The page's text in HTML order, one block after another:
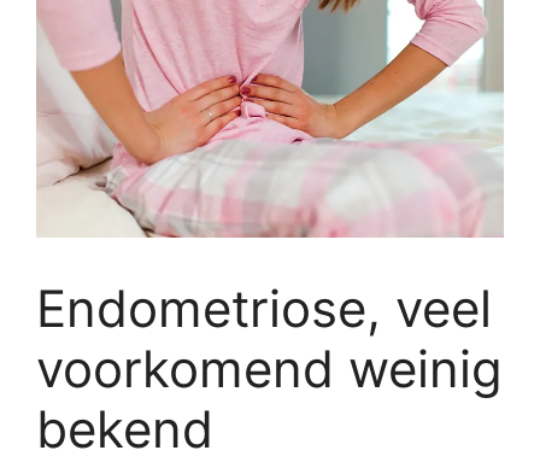
Endometriose, veel
voorkomend weinig
bekend